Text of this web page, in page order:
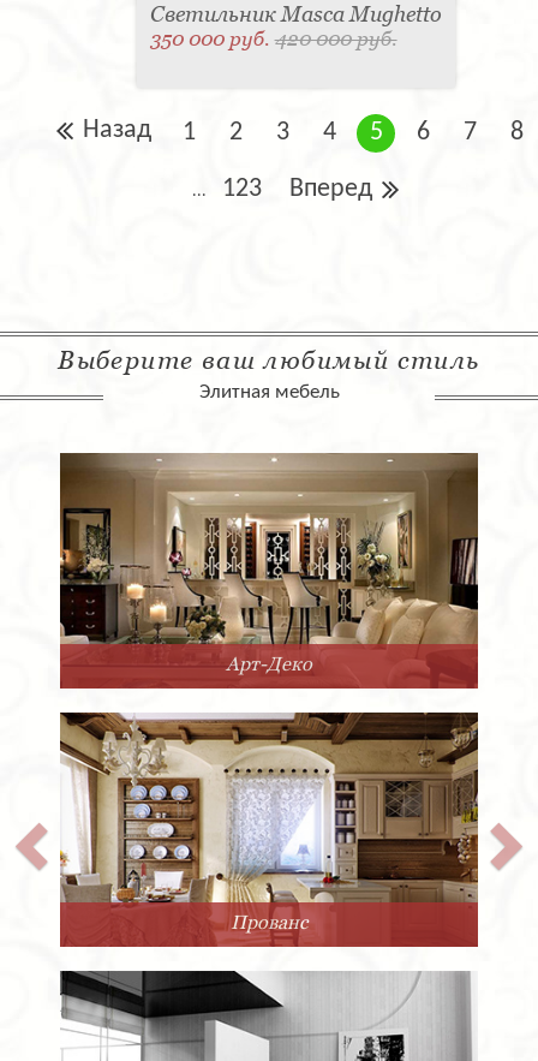
Светильник Masca Mughetto
350 000 руб.420 000 руб.
Назад 1 2 3 4 5 6 7 8
... 123 Вперед
Выберите ваш любимый стиль
Элитная мебель
Арт-Деко
Прованс